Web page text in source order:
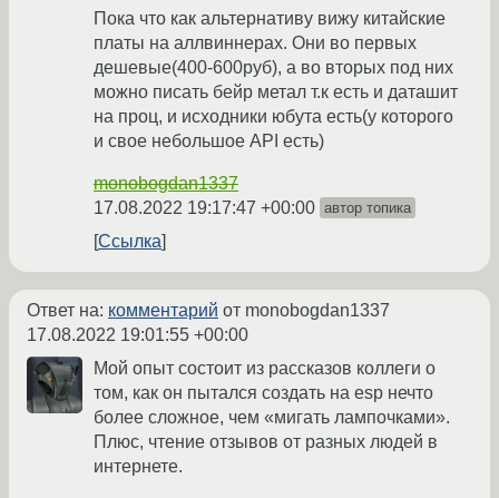
Пока что как альтернативу вижу китайские
платы на аллвиннерах. Они во первых
дешевые(400-600руб), а во вторых под них
можно писать бейр метал т.к есть и даташит
на проц, и исходники юбута есть(у которого
и свое небольшое API есть)
monobogdan1337
17.08.2022 19:17:47 +00:00 автор топика
Ссылка
Ответ на: комментарий от monobogdan1337
17.08.2022 19:01:55 +00:00
Мой опыт состоит из рассказов коллеги о
том, как он пытался создать на esp нечто
более сложное, чем «мигать лампочками».
Плюс, чтение отзывов от разных людей в
интернете.